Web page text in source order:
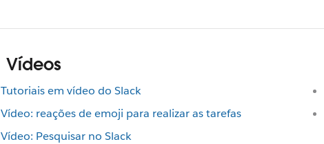
Vídeos
Tutoriais em vídeo do Slack
Vídeo: reações de emoji para realizar as tarefas
Vídeo: Pesquisar no Slack